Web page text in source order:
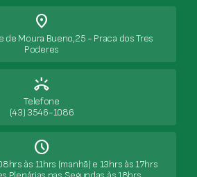
place
de Moura Bueno,25 - Praca dos Tres
Poderes
ring_volume
Telefone
(43) 3546-1086
Schedule
às 11hrs (manhã) e 13hrs às 17hrs